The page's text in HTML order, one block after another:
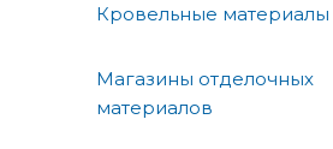
Кровельные материалы
Магазины отделочных
материалов